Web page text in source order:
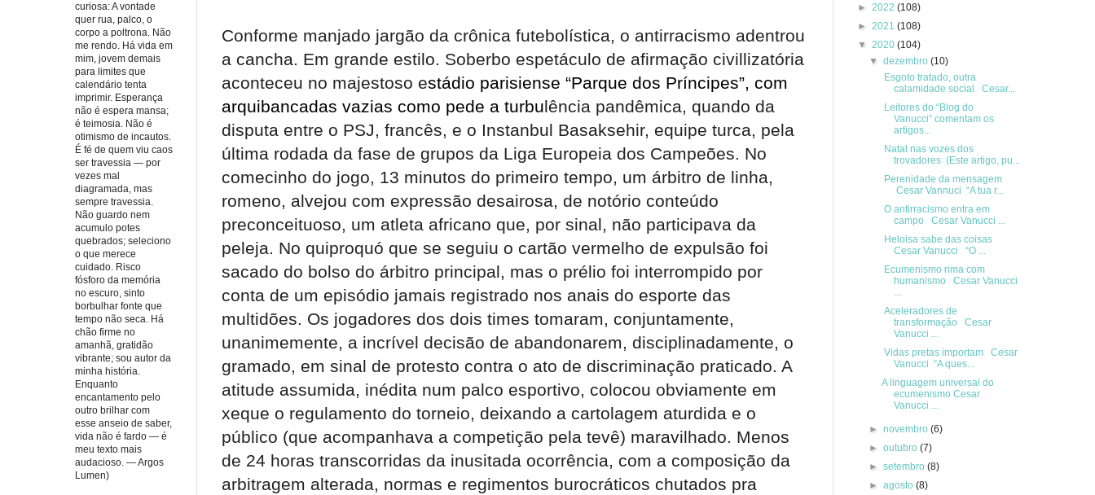
Conforme manjado jargão da crônica futebolística, o antirracismo adentrou
a cancha. Em grande estilo. Soberbo espetáculo de afirmação civillizatória
aconteceu no majestoso estádio parisiense “Parque dos Príncipes”, com
arquibancadas vazias como pede a turbulência pandêmica, quando da
disputa entre o PSJ, francês, e o Instanbul Basaksehir, equipe turca, pela
última rodada da fase de grupos da Liga Europeia dos Campeões. No
comecinho do jogo, 13 minutos do primeiro tempo, um árbitro de linha,
romeno, alvejou com expressão desairosa, de notório conteúdo
preconceituoso, um atleta africano que, por sinal, não participava da
peleja. No quiproquó que se seguiu o cartão vermelho de expulsão foi
sacado do bolso do árbitro principal, mas o prélio foi interrompido por
conta de um episódio jamais registrado nos anais do esporte das
multidões. Os jogadores dos dois times tomaram, conjuntamente,
unanimemente, a incrível decisão de abandonarem, disciplinadamente, o
gramado, em sinal de protesto contra o ato de discriminação praticado. A
atitude assumida, inédita num palco esportivo, colocou obviamente em
xeque o regulamento do torneio, deixando a cartolagem aturdida e o
público (que acompanhava a competição pela tevê) maravilhado. Menos
de 24 horas transcorridas da inusitada ocorrência, com a composição da
arbitragem alterada, normas e regimentos burocráticos chutados pra
curiosa: A vontade
quer rua, palco, o
corpo a poltrona. Não
me rendo. Há vida em
mim, jovem demais
para limites que
calendário tenta
imprimir. Esperança
não é espera mansa;
é teimosia. Não é
otimismo de incautos.
É fé de quem viu caos
ser travessia — por
vezes mal
diagramada, mas
sempre travessia.
Não guardo nem
acumulo potes
quebrados; seleciono
o que merece
cuidado. Risco
fósforo da memória
no escuro, sinto
borbulhar fonte que
tempo não seca. Há
chão firme no
amanhã, gratidão
vibrante; sou autor da
minha história.
Enquanto
encantamento pelo
outro brilhar com
esse anseio de saber,
vida não é fardo — é
meu texto mais
audacioso. — Argos
Lumen)
► 2022 (108)
► 2021 (108)
▼ 2020 (104)
▼dezembro(10)
Esgoto tratado, outra
calamidade social Cesar...
Leitores do “Blog do
Vanucci” comentam os
artigos...
Natal nas vozes dos
trovadores (Este artigo, pu...
Perenidade da mensagem
Cesar Vannuci “A tua r...
O antirracismo entra em
campo Cesar Vanucci ...
Heloisa sabe das coisas
Cesar Vanucci “O ...
Ecumenismo rima com
humanismo Cesar Vanucci
...
Aceleradores de
transformação Cesar
Vanucci ...
Vidas pretas importam Cesar
Vanucci “A ques...
A linguagem universal do
ecumenismo Cesar
Vanucci ...
►novembro(6)
►outubro(7)
►setembro(8)
►agosto(8)